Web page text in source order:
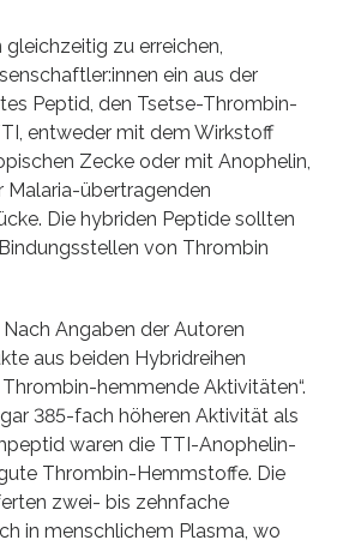
zu erreichen,
ein aus der
Peptid, den Tsetse-Thrombin-
entweder mit dem Wirkstoff
Zecke oder mit Anophelin,
übertragenden
Die hybriden Peptide sollten
von Thrombin
Angaben der Autoren
aus beiden Hybridreihen
hemmende Aktivitäten“.
385-fach höheren Aktivität als
waren die TTI-Anophelin-
Thrombin-Hemmstoffe. Die
zwei- bis zehnfache
in menschlichem Plasma, wo